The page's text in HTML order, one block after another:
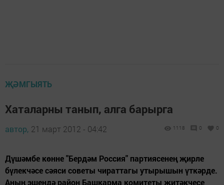
ҖӘМГЫЯТЬ
Хаталарны танып, алга барырга
автор, 21 март 2012 - 04:42 1118 0 0
Дүшәмбе көнне "Бердәм Россия" партиясенең җирле
бүлекчәсе сәяси советы чираттагы утырышын үткәрде.
Аның эшендә район Башкарма комитеты җитәкчесе